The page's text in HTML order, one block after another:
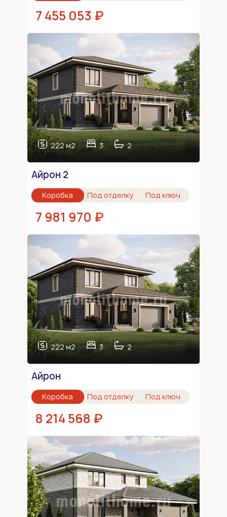
7 455 053 ₽
222 м2 3 2
Айрон 2
Коробка Под отделку Под ключ
7 981 970 ₽
222 м2 3 2
Айрон
Коробка Под отделку Под ключ
8 214 568 ₽